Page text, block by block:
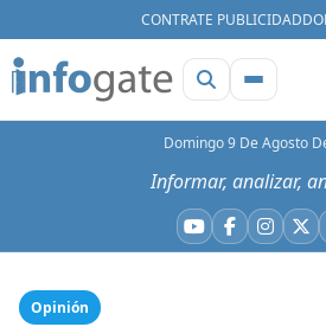
CONTRATE PUBLICIDAD
Domingo 9 De Agosto
Informar, analizar,
YouTube
Facebook
X
Opinión